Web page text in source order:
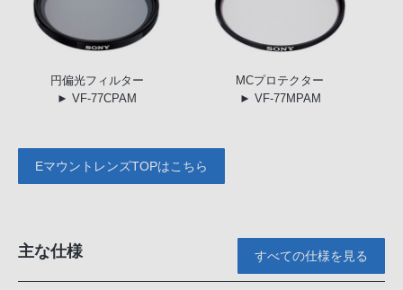
円偏光フィルター
► VF-77CPAM
MCプロテクター
► VF-77MPAM
EマウントレンズTOPはこちら
主な仕様 すべての仕様を見る